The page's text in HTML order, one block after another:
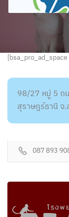
98/27 หมู่ 5 ถ
สุราษฎร์ธานี จ
087 893